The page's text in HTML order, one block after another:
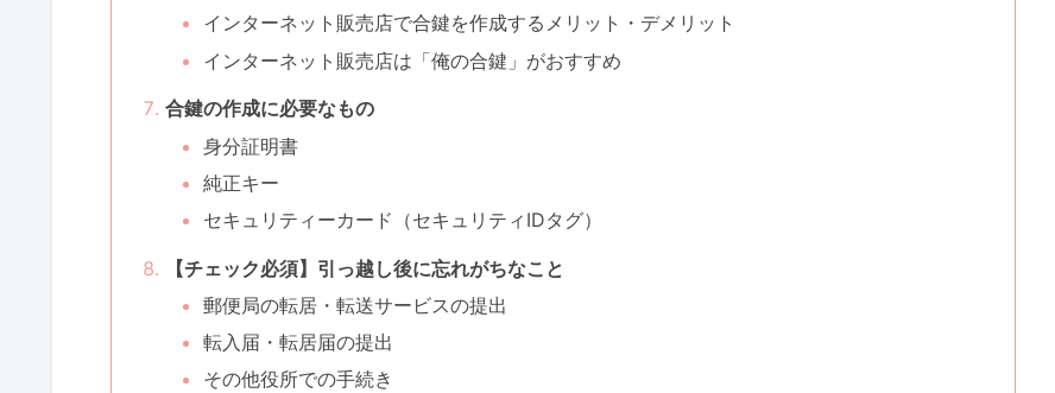
インターネット販売店で合鍵を作成するメリット・デメリット
インターネット販売店は「俺の合鍵」がおすすめ
合鍵の作成に必要なもの
身分証明書
純正キー
セキュリティーカード（セキュリティIDタグ）
【チェック必須】引っ越し後に忘れがちなこと
郵便局の転居・転送サービスの提出
転入届・転居届の提出
その他役所での手続き